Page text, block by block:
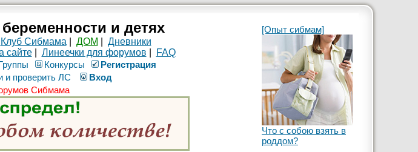
и детях
Клуб Сибмама ДОМ
Дневники
сайте| Линеечки для форумов
FAQ
Конкурсы
Рeгиcтpaция
и проверить ЛС
Вход
Сибмама
[Опыт сибмам]
Что с собою взять в
роддом?